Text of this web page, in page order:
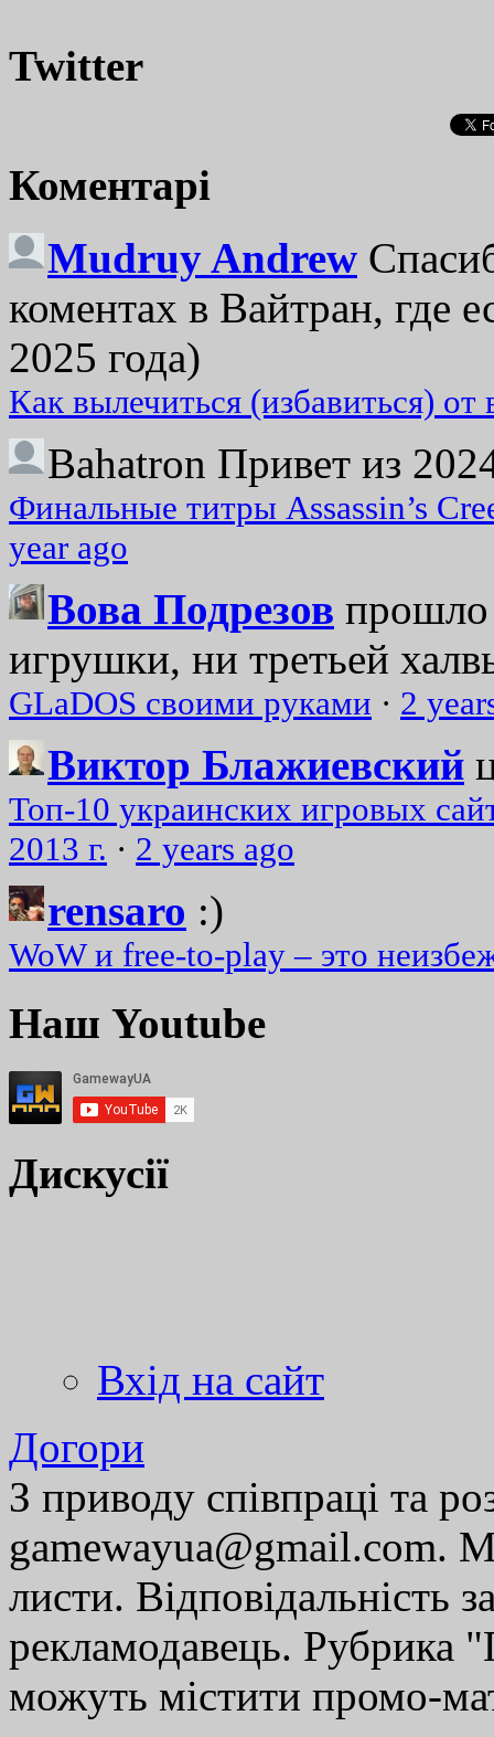
Twitter
Коментарі
Mudruy Andrew
коментах в Вайтран, где
2025 года)
Как вылечиться (избавиться)
Bahatron Привет из
Финальные титры Assassin’s
year ago
Вова Подрезов прошло
игрушки, ни третьей
GLaDOS своими руками · 2
Виктор Блажиевский
Топ-10 украинских игровых
2013 г. · 2 years ago
rensaro :)
WoW и free-to-play – это
Наш Youtube
Дискусії
Вхід на сайт
Догори
З приводу співпраці та
gamewayua@gmail.com.
листи. Відповідальність
рекламодавець. Рубрика
можуть містити промо-